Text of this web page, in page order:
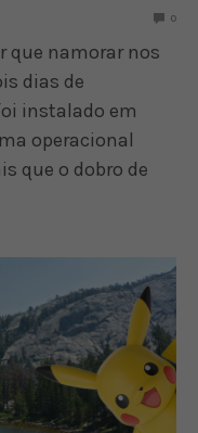
0
que namorar nos
dias de
instalado em
operacional
que o dobro de